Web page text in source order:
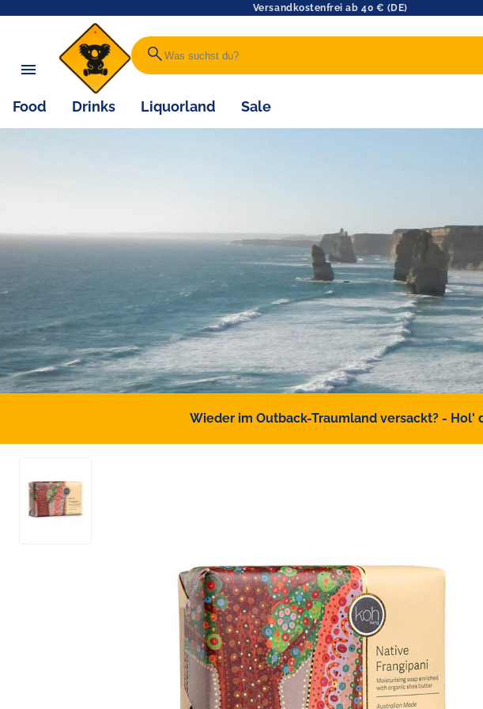
Versandkostenfrei ab 40 € (DE)
search
Food Drinks Liquorland Sale
Wieder im Outback-Traumland versackt? -